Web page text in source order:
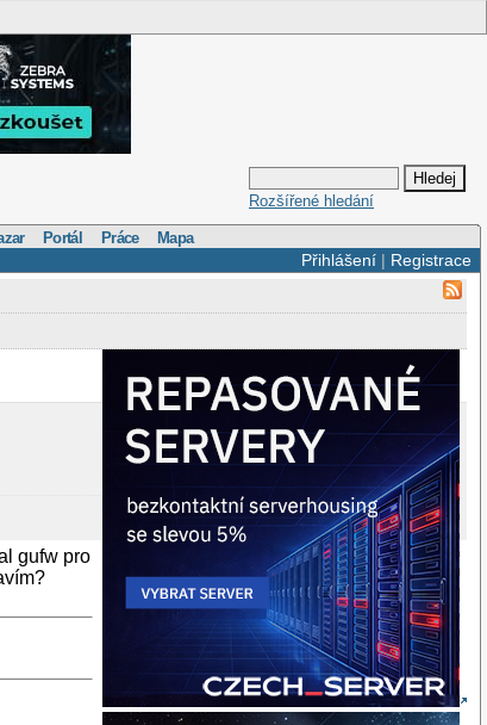
Rozšířené hledání
Portál Práce Mapa
Přihlášení| Registrace
gufw pro